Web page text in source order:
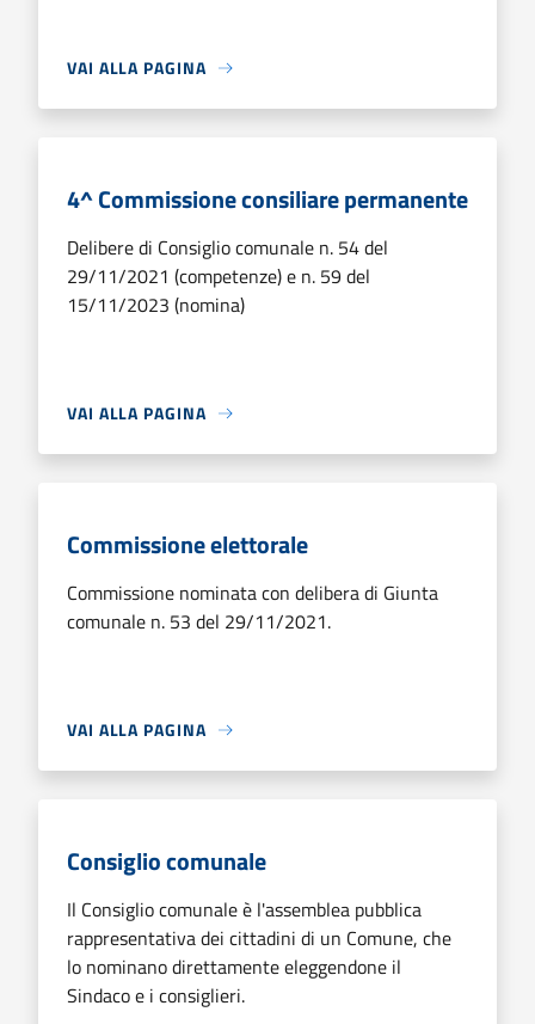
VAI ALLA PAGINA
4^ Commissione consiliare permanente
Delibere di Consiglio comunale n. 54 del
29/11/2021 (competenze) e n. 59 del
15/11/2023 (nomina)
VAI ALLA PAGINA
Commissione elettorale
Commissione nominata con delibera di Giunta
comunale n. 53 del 29/11/2021.
VAI ALLA PAGINA
Consiglio comunale
Il Consiglio comunale è l'assemblea pubblica
rappresentativa dei cittadini di un Comune, che
lo nominano direttamente eleggendone il
Sindaco e i consiglieri.